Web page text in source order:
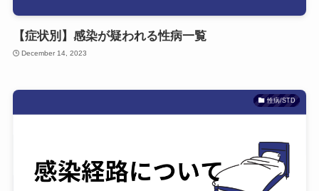
【症状別】感染が疑われる性病一覧
December 14, 2023
性病/STD